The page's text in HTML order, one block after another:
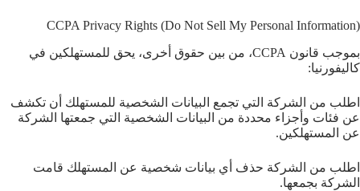
CCPA Privacy Rights (Do Not Sell My Personal Information)
بموجب قانون CCPA، من بين حقوق أخرى، يحق للمستهلكين في
كاليفورنيا:
اطلب من الشركة التي تجمع البيانات الشخصية للمستهلك أن تكشف
عن فئات وأجزاء محددة من البيانات الشخصية التي جمعتها الشركة
عن المستهلكين.
اطلب من الشركة حذف أي بيانات شخصية عن المستهلك قامت
الشركة بجمعها.